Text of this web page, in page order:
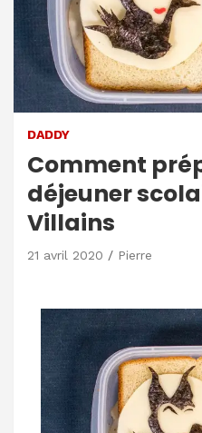
DADDY
Comment
déjeuner
Villains
21 avril 2020 Pierre